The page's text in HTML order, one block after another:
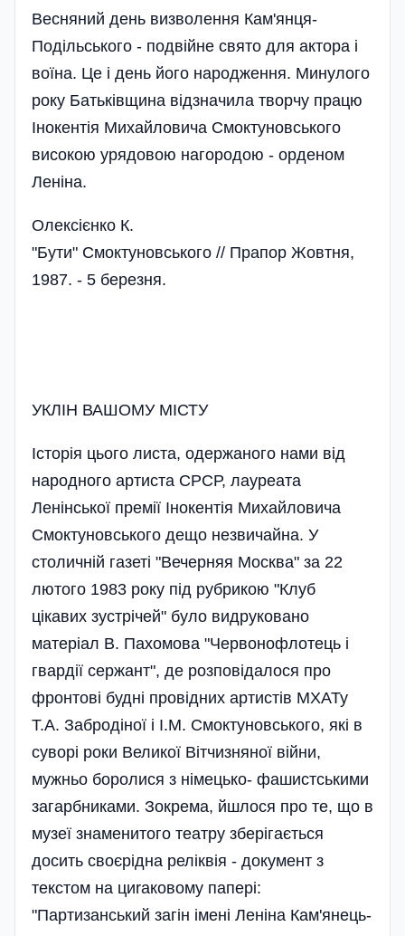
Весняний день визволення Кам'янця-
Подільського - подвійне свято для актора і
воїна. Це і день його народження. Минулого
року Батьківщина відзначила творчу працю
Інокентія Михайловича Смоктуновського
високою урядовою нагородою - орденом
Леніна.
Олексієнко К.
"Бути" Смоктуновського // Прапор Жовтня,
1987. - 5 березня.
УКЛІН ВАШОМУ МІСТУ
Історія цього листа, одержаного нами від
народного артиста СРСР, лауреата
Ленінської премії Інокентія Михайловича
Смоктуновського дещо незвичайна. У
столичній газеті "Вечерняя Москва" за 22
лютого 1983 року під рубрикою "Клуб
цікавих зустрічей" було видруковано
матеріал В. Пахомова "Червонофлотець і
гвардії сержант", де розповідалося про
фронтові будні провідних артистів МХАТу
Т.А. Забродіної і І.М. Смоктуновського, які в
суворі роки Великої Вітчизняної війни,
мужньо боролися з німецько- фашистськими
загарбниками. Зокрема, йшлося про те, що в
музеї знаменитого театру зберігається
досить своєрідна реліквія - документ з
текстом на циraковому папері:
"Партизанський загін імені Леніна Кам'янець-